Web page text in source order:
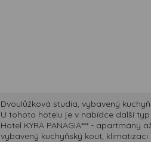
Dvoulůžková studia, vybavený
U tohoto hotelu je v nabídce další
Hotel KYRA PANAGIA*** -
vybavený kuchyňský kout,